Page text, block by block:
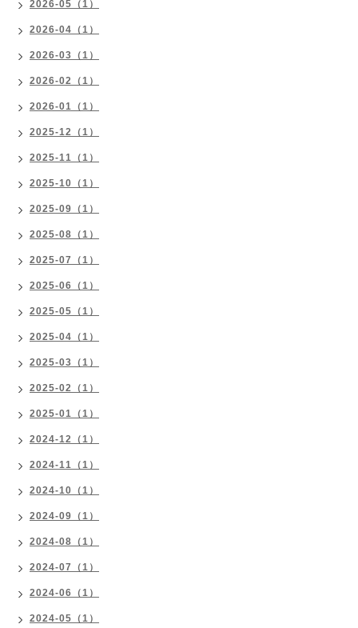
2026-05（1）
2026-04（1）
2026-03（1）
2026-02（1）
2026-01（1）
2025-12（1）
2025-11（1）
2025-10（1）
2025-09（1）
2025-08（1）
2025-07（1）
2025-06（1）
2025-05（1）
2025-04（1）
2025-03（1）
2025-02（1）
2025-01（1）
2024-12（1）
2024-11（1）
2024-10（1）
2024-09（1）
2024-08（1）
2024-07（1）
2024-06（1）
2024-05（1）